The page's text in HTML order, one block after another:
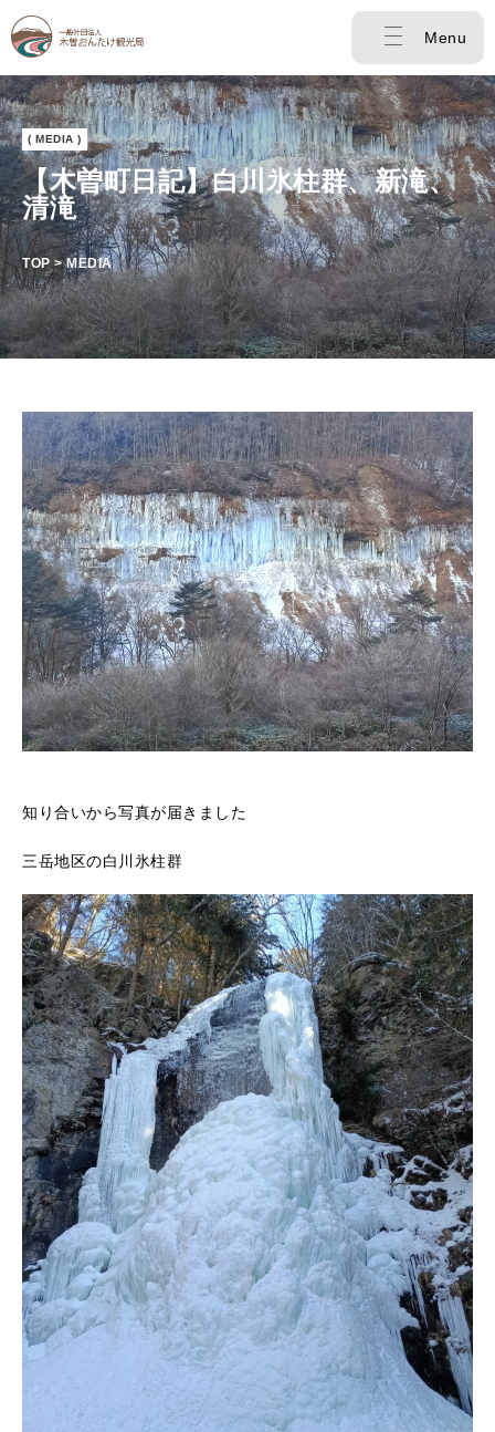
Menu
( MEDIA )
【木曽町日記】白川氷柱群、新滝、
清滝
TOP > MEDIA
知り合いから写真が届きました
三岳地区の白川氷柱群